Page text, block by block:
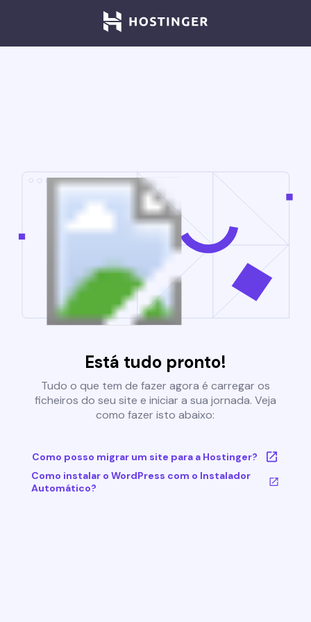
Está tudo pronto!
Tudo o que tem de fazer agora é carregar os
ficheiros do seu site e iniciar a sua jornada. Veja
como fazer isto abaixo:
Como posso migrar um site para a Hostinger?
Como instalar o WordPress com o Instalador
Automático?